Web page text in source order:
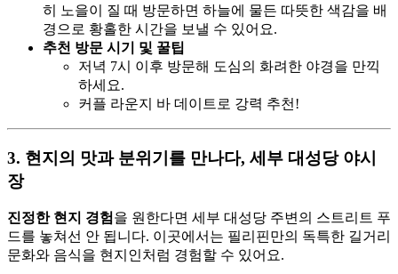
히 노을이 질 때 방문하면 하늘에 물든 따뜻한 색감을 배
경으로 황홀한 시간을 보낼 수 있어요.
추천 방문 시기 및 꿀팁
저녁 7시 이후 방문해 도심의 화려한 야경을 만끽
하세요.
커플 라운지 바 데이트로 강력 추천!
3. 현지의 맛과 분위기를 만나다, 세부 대성당 야시
장
진정한 현지 경험 을 원한다면 세부 대성당 주변의 스트리트 푸
드를 놓쳐선 안 됩니다. 이곳에서는 필리핀만의 독특한 길거리
문화와 음식을 현지인처럼 경험할 수 있어요.